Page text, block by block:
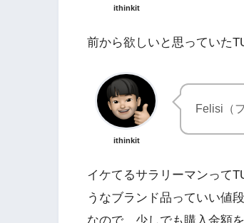
ithinkit
前から欲しいと思っていた
ithinkit
Felisi（
イケてるサラリーマンって
うなブランド品っていい値